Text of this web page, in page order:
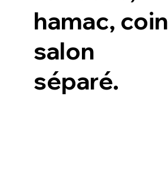
hamac, coin
salon
séparé.